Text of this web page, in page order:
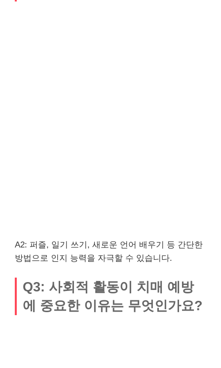
A2: 퍼즐, 일기 쓰기, 새로운 언어 배우기 등 간단한
방법으로 인지 능력을 자극할 수 있습니다.
Q3: 사회적 활동이 치매 예방
에 중요한 이유는 무엇인가요?